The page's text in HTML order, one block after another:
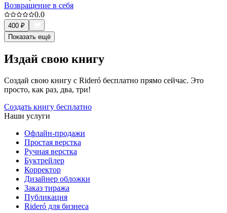
Возвращение в себя
0.0
400 ₽
Показать ещё
Издай свою книгу
Создай свою книгу с Rideró бесплатно прямо сейчас. Это
просто, как раз, два, три!
Создать книгу бесплатно
Наши услуги
Офлайн-продажи
Простая верстка
Ручная верстка
Буктрейлер
Корректор
Дизайнер обложки
Заказ тиража
Публикация
Rideró для бизнеса